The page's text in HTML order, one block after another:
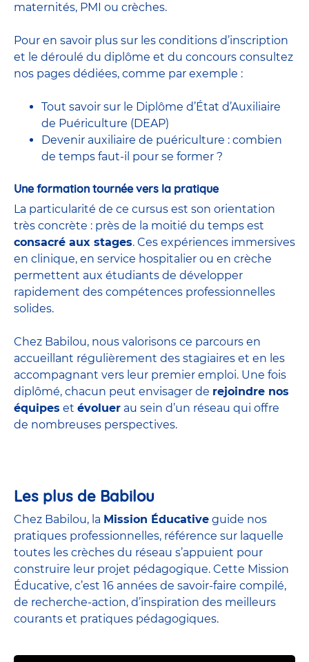
maternités, PMI ou crèches.
Pour en savoir plus sur les conditions d’inscription
et le déroulé du diplôme et du concours consultez
nos pages dédiées, comme par exemple :
Tout savoir sur le Diplôme d’État d’Auxiliaire
de Puériculture (DEAP)
Devenir auxiliaire de puériculture : combien
de temps faut-il pour se former ?
Une formation tournée vers la pratique
La particularité de ce cursus est son orientation
très concrète : près de la moitié du temps est
consacré aux stages. Ces expériences immersives
en clinique, en service hospitalier ou en crèche
permettent aux étudiants de développer
rapidement des compétences professionnelles
solides.
Chez Babilou, nous valorisons ce parcours en
accueillant régulièrement des stagiaires et en les
accompagnant vers leur premier emploi. Une fois
diplômé, chacun peut envisager de rejoindre nos
équipes et évoluer au sein d’un réseau qui offre
de nombreuses perspectives.
Les plus de Babilou
Chez Babilou, la Mission Éducative guide nos
pratiques professionnelles, référence sur laquelle
toutes les crèches du réseau s’appuient pour
construire leur projet pédagogique. Cette Mission
Éducative, c’est 16 années de savoir-faire compilé,
de recherche-action, d’inspiration des meilleurs
courants et pratiques pédagogiques.